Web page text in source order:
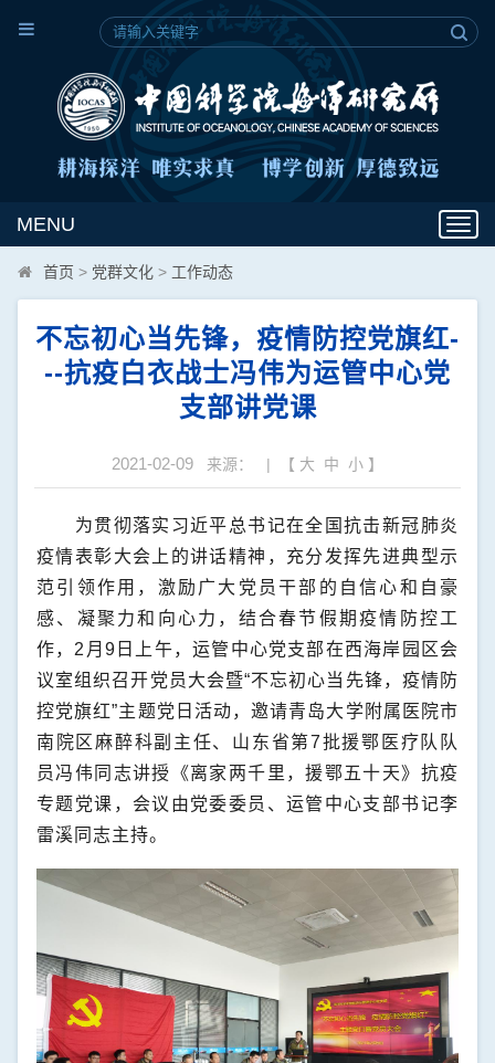
MENU
首页 > 党群文化 > 工作动态
不忘初心当先锋，疫情防控党旗红-
--抗疫白衣战士冯伟为运管中心党
支部讲党课
2021-02-09 来源： | 【 大 中 小 】
为贯彻落实习近平总书记在全国抗击新冠肺炎
疫情表彰大会上的讲话精神，充分发挥先进典型示
范引领作用，激励广大党员干部的自信心和自豪
感、凝聚力和向心力，结合春节假期疫情防控工
作， 2 月 9 日上午，运管中心党支部在西海岸园区会
议室组织召开党员大会暨“不忘初心当先锋，疫情防
控党旗红”主题党日活动，邀请青岛大学附属医院市
南院区麻醉科副主任、山东省第7批援鄂医疗队队
员冯伟同志讲授《离家两千里，援鄂五十天》抗疫
专题党课，会议由党委委员、运管中心支部书记李
雷溪同志主持。